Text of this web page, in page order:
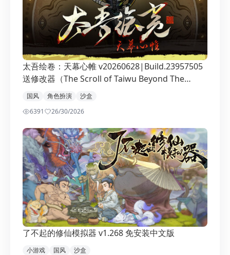
太吾绘卷：天幕心帷 v20260628|Build.23957505
送修改器（The Scroll of Taiwu Beyond The
Dom）免安装中文版
国风 角色扮演
沙盒
6391
26/30/2026
了不起的修仙模拟器 v1.268 免安装中文版
小游戏 国风
沙盒